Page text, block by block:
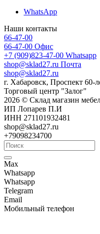
WhatsApp
Наши контакты
66-47-00
66-47-00 Офис
+7 (909)823-47-00 Whatsapp
shop@sklad27.ru Почта
shop@sklad27.ru
г. Хабаровск, Проспект 60-
Торговый центр "Залог"
2026 © Склад магазин
ИП Лопарев П.И
ИНН 271101932481
shop@sklad27.ru
+79098234700
Max
Whatsapp
Whatsapp
Telegram
Email
Мобильный телефон